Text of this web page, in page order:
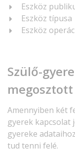
Eszköz
Eszköz típusa
Eszköz
Szülő-
Amennyiben két
gyerek kapcsolat
gyereke
tud tenni felé.